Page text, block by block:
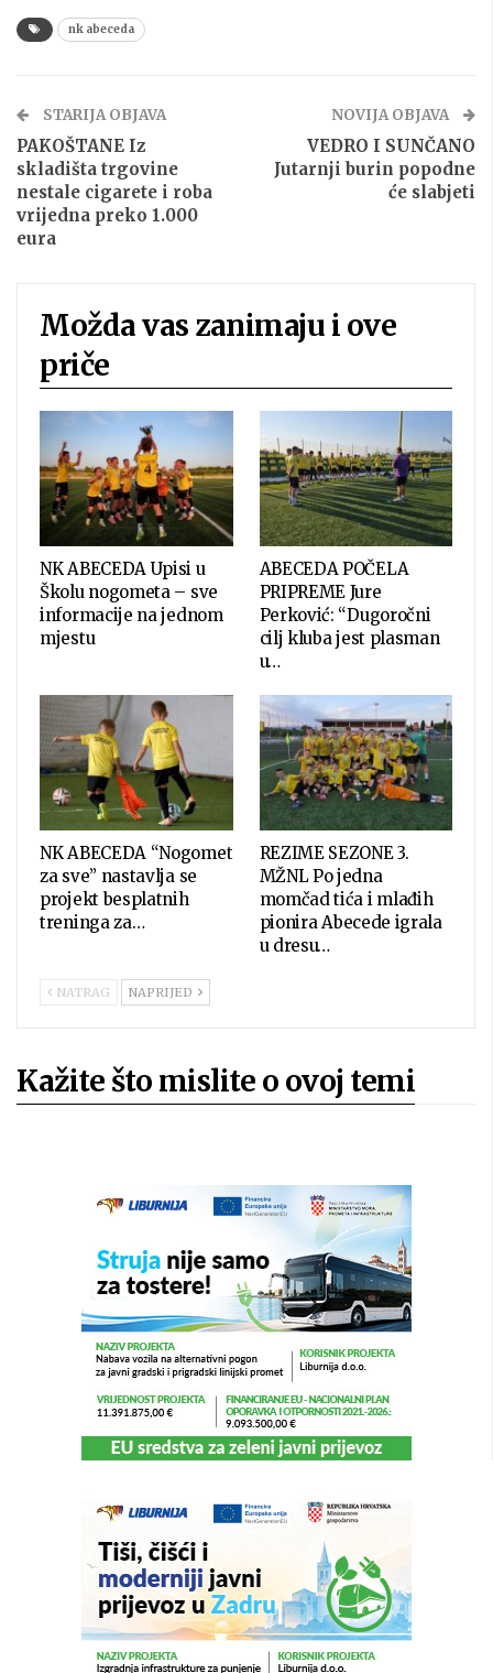
nk abeceda
STARIJA OBJAVA
PAKOŠTANE Iz
skladišta trgovine
nestale cigarete i roba
vrijedna preko 1.000
eura
NOVIJA OBJAVA
VEDRO I SUNČANO
Jutarnji burin popodne
će slabjeti
Možda vas zanimaju i ove
priče
NK ABECEDA Upisi u
Školu nogometa – sve
informacije na jednom
mjestu
ABECEDA POČELA
PRIPREME Jure
Perković: “Dugoročni
cilj kluba jest plasman
u…
NK ABECEDA “Nogomet
za sve” nastavlja se
projekt besplatnih
treninga za…
REZIME SEZONE 3.
MŽNL Po jedna
momčad tića i mlađih
pionira Abecede igrala
u dresu…
NATRAG NAPRIJED
Kažite što mislite o ovoj temi